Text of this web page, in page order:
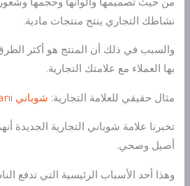
نشاطك التجاري ينتج منتجات مادية.
والسبب في ذلك أن المنتج هو أكثر
بها العملاء مع علامتك التجارية.
مثال حقيقي للعلامة التجارية: شوباني
تخبرنا علامة شوباني التجارية الجديدة
أصيل وصحي.
وهذا أحد الأسباب الرئيسية التي تدفع